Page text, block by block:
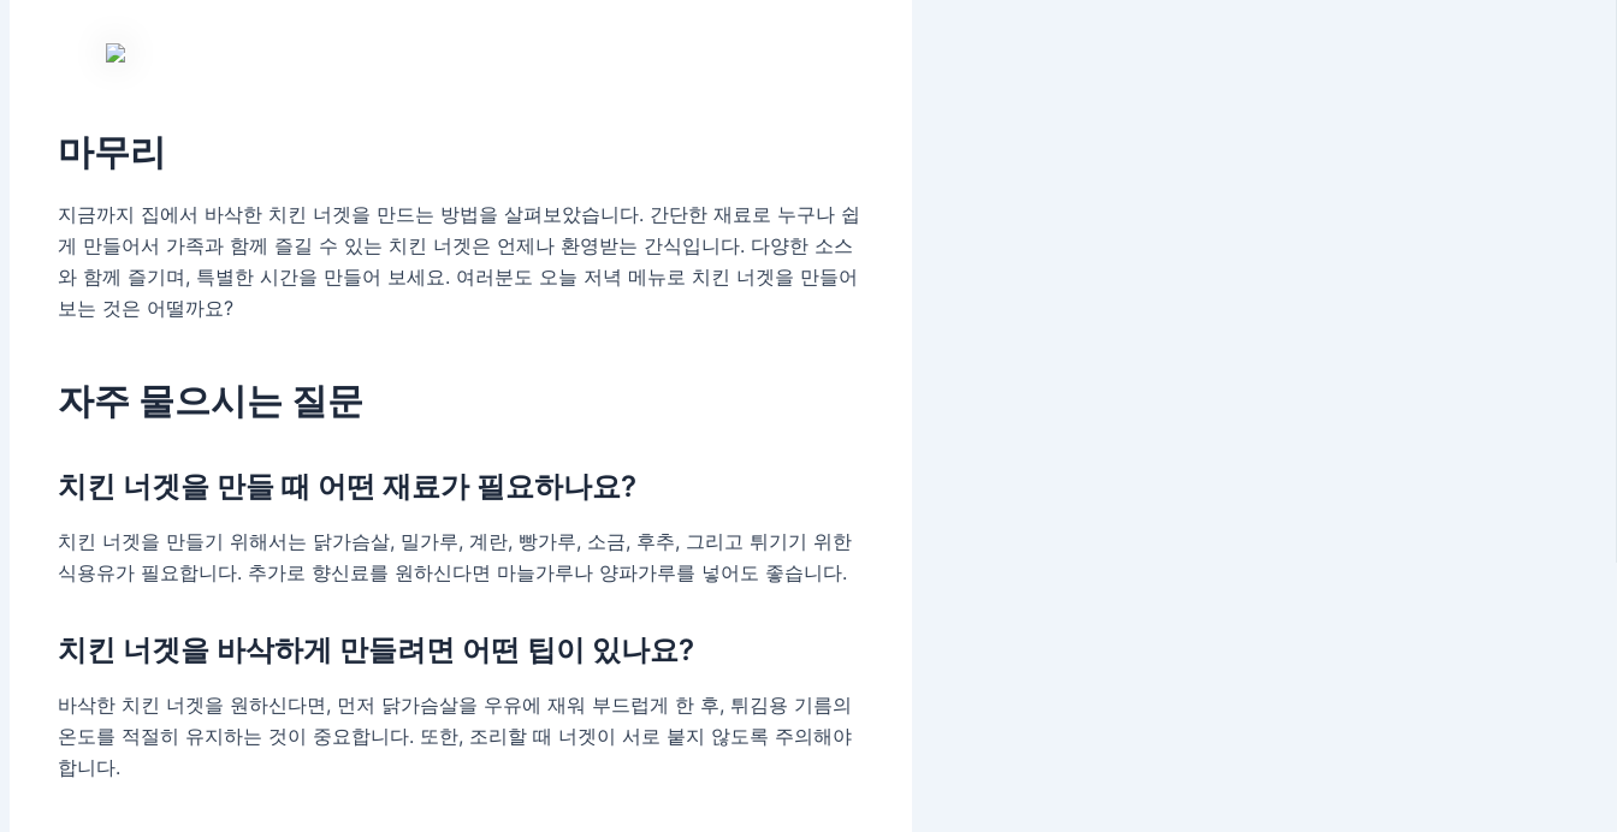
마무리
지금까지 집에서 바삭한 치킨 너겟을 만드는 방법을 살펴보았습니다. 간단한 재료로 누구나 쉽
게 만들어서 가족과 함께 즐길 수 있는 치킨 너겟은 언제나 환영받는 간식입니다. 다양한 소스
와 함께 즐기며, 특별한 시간을 만들어 보세요. 여러분도 오늘 저녁 메뉴로 치킨 너겟을 만들어
보는 것은 어떨까요?
자주 물으시는 질문
치킨 너겟을 만들 때 어떤 재료가 필요하나요?
치킨 너겟을 만들기 위해서는 닭가슴살, 밀가루, 계란, 빵가루, 소금, 후추, 그리고 튀기기 위한
식용유가 필요합니다. 추가로 향신료를 원하신다면 마늘가루나 양파가루를 넣어도 좋습니다.
치킨 너겟을 바삭하게 만들려면 어떤 팁이 있나요?
바삭한 치킨 너겟을 원하신다면, 먼저 닭가슴살을 우유에 재워 부드럽게 한 후, 튀김용 기름의
온도를 적절히 유지하는 것이 중요합니다. 또한, 조리할 때 너겟이 서로 붙지 않도록 주의해야
합니다.